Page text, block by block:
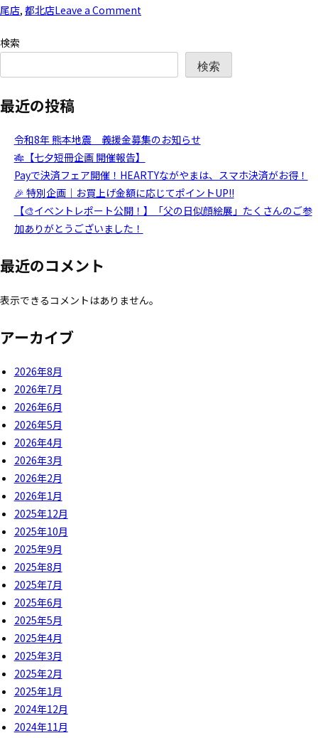
尾店, 都北店Leave a Comment
検索
検索
最近の投稿
令和8年 熊本地震 義援金募集のお知らせ
🎋【七夕短冊企画 開催報告】
Payで決済フェア開催！HEARTYながやまは、スマホ決済がお得！
🎉 特別企画｜お買上げ金額に応じてポイントUP!!
【🎨イベントレポート公開！】「父の日似顔絵展」たくさんのご参
加ありがとうございました！
最近のコメント
表示できるコメントはありません。
アーカイブ
2026年8月
2026年7月
2026年6月
2026年5月
2026年4月
2026年3月
2026年2月
2026年1月
2025年12月
2025年10月
2025年9月
2025年8月
2025年7月
2025年6月
2025年5月
2025年4月
2025年3月
2025年2月
2025年1月
2024年12月
2024年11月